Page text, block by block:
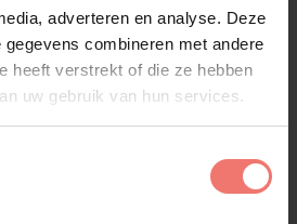
adverteren en analyse. Deze
combineren met andere
heeft verstrekt of die ze hebben
uw gebruik van hun services.